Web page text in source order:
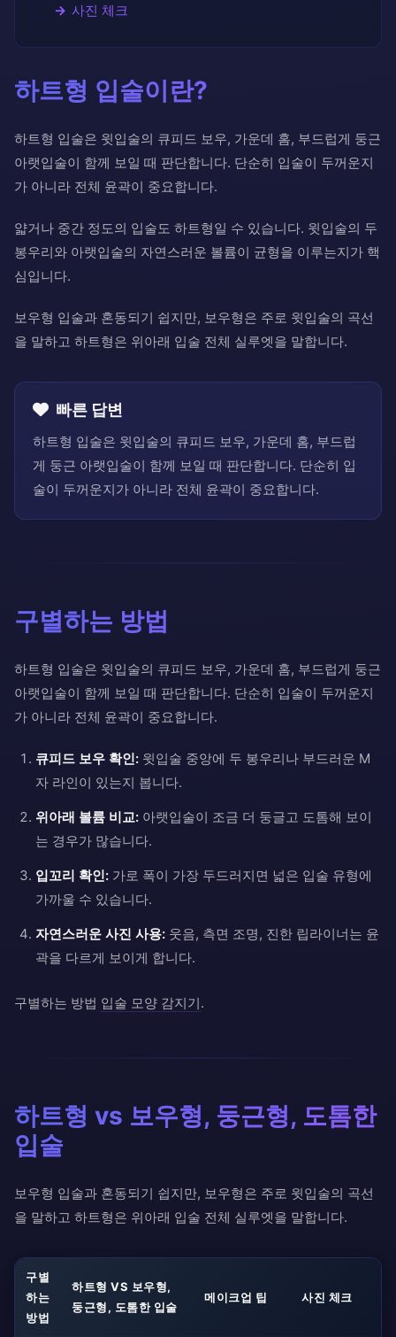
사진 체크
하트형 입술이란?
하트형 입술은 윗입술의 큐피드 보우, 가운데 홈, 부드럽게 둥근
아랫입술이 함께 보일 때 판단합니다. 단순히 입술이 두꺼운지
가 아니라 전체 윤곽이 중요합니다.
얇거나 중간 정도의 입술도 하트형일 수 있습니다. 윗입술의 두
봉우리와 아랫입술의 자연스러운 볼륨이 균형을 이루는지가 핵
심입니다.
보우형 입술과 혼동되기 쉽지만, 보우형은 주로 윗입술의 곡선
을 말하고 하트형은 위아래 입술 전체 실루엣을 말합니다.
빠른 답변
하트형 입술은 윗입술의 큐피드 보우, 가운데 홈, 부드럽
게 둥근 아랫입술이 함께 보일 때 판단합니다. 단순히 입
술이 두꺼운지가 아니라 전체 윤곽이 중요합니다.
구별하는 방법
하트형 입술은 윗입술의 큐피드 보우, 가운데 홈, 부드럽게 둥근
아랫입술이 함께 보일 때 판단합니다. 단순히 입술이 두꺼운지
가 아니라 전체 윤곽이 중요합니다.
큐피드 보우 확인: 윗입술 중앙에 두 봉우리나 부드러운 M
자 라인이 있는지 봅니다.
위아래 볼륨 비교: 아랫입술이 조금 더 둥글고 도톰해 보이
는 경우가 많습니다.
입꼬리 확인: 가로 폭이 가장 두드러지면 넓은 입술 유형에
가까울 수 있습니다.
자연스러운 사진 사용: 웃음, 측면 조명, 진한 립라이너는 윤
곽을 다르게 보이게 합니다.
구별하는 방법 입술 모양 감지기.
하트형 vs 보우형, 둥근형, 도톰한
입술
보우형 입술과 혼동되기 쉽지만, 보우형은 주로 윗입술의 곡선
을 말하고 하트형은 위아래 입술 전체 실루엣을 말합니다.
구별
하는
방법
하트형 VS 보우형,
둥근형, 도톰한 입술
메이크업 팁 사진 체크